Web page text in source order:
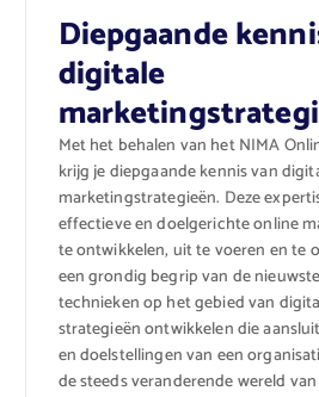
Diepgaande
digitale
Met het behalen van het NIMA
krijg je diepgaande kennis van
marketingstrategieën. Deze
effectieve en doelgerichte online
te ontwikkelen, uit te voeren en te
een grondig begrip van de
technieken op het gebied van
strategieën ontwikkelen die
en doelstellingen van een
de steeds veranderende wereld